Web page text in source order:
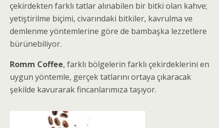
çekirdekten farklı tatlar alınabilen bir bitki olan kahve;
yetiştirilme biçimi, civarındaki bitkiler, kavrulma ve
demlenme yöntemlerine göre de bambaşka lezzetlere
bürünebiliyor.
Romm Coffee, farklı bölgelerin farklı çekirdeklerini en
uygun yöntemle, gerçek tatlarını ortaya çıkaracak
şekilde kavurarak fincanlarımıza taşıyor.